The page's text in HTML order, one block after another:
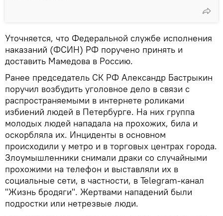
Уточняется, что Федеральной службе исполнения
наказаний (ФСИН) РФ поручено принять и
доставить Мамедова в Россию.
Ранее председатель СК РФ Александр Бастрыкин
поручил возбудить уголовное дело в связи с
распространяемыми в интернете роликами
избиений людей в Петербурге. На них группа
молодых людей нападала на прохожих, била и
оскорбляла их. Инциденты в основном
происходили у метро и в торговых центрах города.
Злоумышленники снимали драки со случайными
прохожими на телефон и выставляли их в
социальные сети, в частности, в Telegram-канал
"Жизнь бродяги". Жертвами нападений были
подростки или нетрезвые люди.